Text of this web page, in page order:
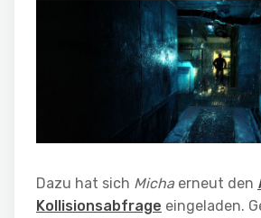
Dazu hat sich Michaerneut den
Kollisionsabfrage eingeladen.